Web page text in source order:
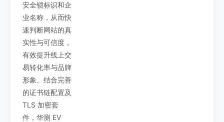
安全锁标识和企
业名称，从而快
速判断网站的真
实性与可信度，
有效提升线上交
易转化率与品牌
形象。结合完善
的证书链配置及
TLS 加密套
件，华测 EV